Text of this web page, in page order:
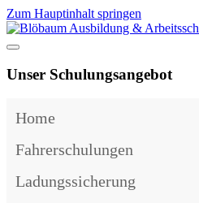
Zum Hauptinhalt springen
Unser Schulungsangebot
Home
Fahrerschulungen
Ladungssicherung